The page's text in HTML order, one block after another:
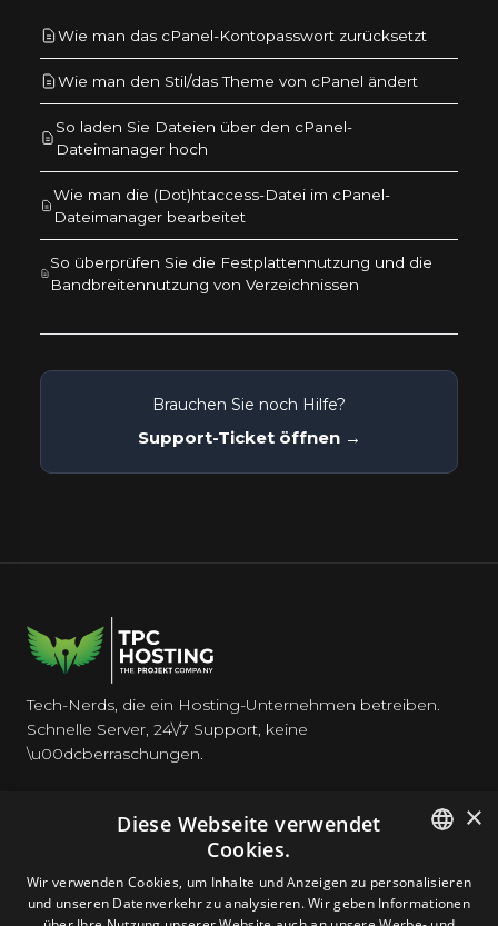
Wie man das cPanel-Kontopasswort zurücksetzt
Wie man den Stil/das Theme von cPanel ändert
So laden Sie Dateien über den cPanel-
Dateimanager hoch
Wie man die (Dot)htaccess-Datei im cPanel-
Dateimanager bearbeitet
So überprüfen Sie die Festplattennutzung und die
Bandbreitennutzung von Verzeichnissen
Brauchen Sie noch Hilfe?
Support-Ticket öffnen →
Tech-Nerds, die ein Hosting-Unternehmen betreiben.
Schnelle Server, 24\/7 Support, keine
\u00dcberraschungen.
HOSTING ENGLISH
×
Diese Webseite verwendet
Cookies.
Wir verwenden Cookies, um Inhalte und Anzeigen zu personalisieren
und unseren Datenverkehr zu analysieren. Wir geben Informationen